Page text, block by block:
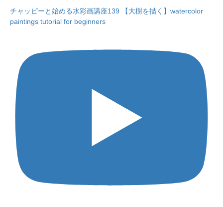
チャッピーと始める水彩画講座139 【大樹を描く】watercolor
paintings tutorial for beginners